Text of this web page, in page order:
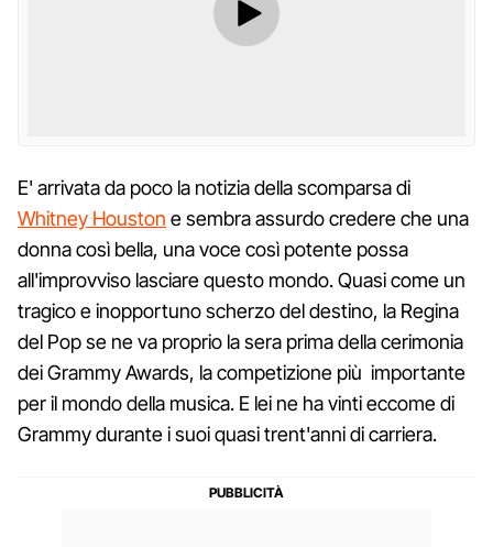
E' arrivata da poco la notizia della scomparsa di
Whitney Houston e sembra assurdo credere che una
donna così bella, una voce così potente possa
all'improvviso lasciare questo mondo. Quasi come un
tragico e inopportuno scherzo del destino, la Regina
del Pop se ne va proprio la sera prima della cerimonia
dei Grammy Awards, la competizione più importante
per il mondo della musica. E lei ne ha vinti eccome di
Grammy durante i suoi quasi trent'anni di carriera.